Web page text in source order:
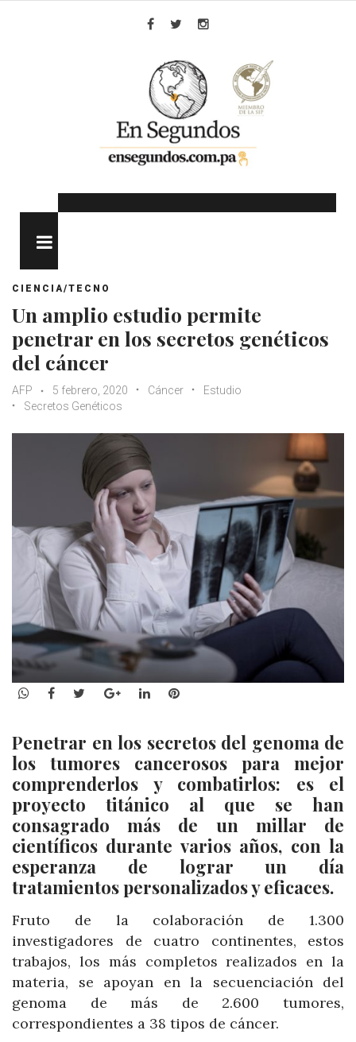
CIENCIA/TECNO
Un amplio estudio permite
penetrar en los secretos genéticos
del cáncer
AFP 5 febrero, 2020 Cáncer
Estudio
Secretos Genéticos
WhatsApp
Facebook
TwitterGoogle+LinkedInPinterest
Penetrar en los secretos del genoma de
los tumores cancerosos para mejor
comprenderlos y combatirlos: es el
proyecto titánico al que se han
consagrado más de un millar de
científicos durante varios años, con la
esperanza de lograr un día
tratamientos personalizados y eficaces.
Fruto de la colaboración de 1.300
investigadores de cuatro continentes, estos
trabajos, los más completos realizados en la
materia, se apoyan en la secuenciación del
genoma de más de 2.600 tumores,
correspondientes a 38 tipos de cáncer.